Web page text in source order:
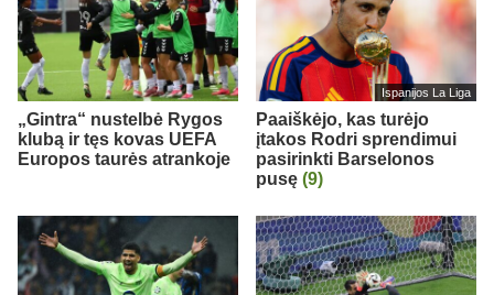
„Gintra“ nustelbė Rygos
klubą ir tęs kovas UEFA
Europos taurės atrankoje
Ispanijos La Liga
Paaiškėjo, kas turėjo
įtakos Rodri sprendimui
pasirinkti Barselonos
pusę (9)